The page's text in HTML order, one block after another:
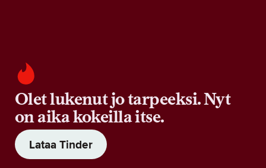
Olet lukenut jo tarpeeksi. Nyt
on aika kokeilla itse.
Lataa Tinder